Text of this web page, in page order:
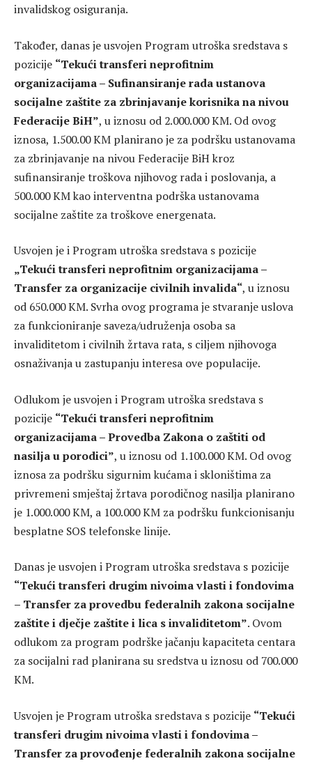
invalidskog osiguranja.
Također, danas je usvojen Program utroška sredstava s
pozicije “Tekući transferi neprofitnim
organizacijama – Sufinansiranje rada ustanova
socijalne zaštite za zbrinjavanje korisnika na nivou
Federacije BiH”, u iznosu od 2.000.000 KM. Od ovog
iznosa, 1.500.00 KM planirano je za podršku ustanovama
za zbrinjavanje na nivou Federacije BiH kroz
sufinansiranje troškova njihovog rada i poslovanja, a
500.000 KM kao interventna podrška ustanovama
socijalne zaštite za troškove energenata.
Usvojen je i Program utroška sredstava s pozicije
„Tekući transferi neprofitnim organizacijama –
Transfer za organizacije civilnih invalida“, u iznosu
od 650.000 KM. Svrha ovog programa je stvaranje uslova
za funkcioniranje saveza/udruženja osoba sa
invaliditetom i civilnih žrtava rata, s ciljem njihovoga
osnaživanja u zastupanju interesa ove populacije.
Odlukom je usvojen i Program utroška sredstava s
pozicije “Tekući transferi neprofitnim
organizacijama – Provedba Zakona o zaštiti od
nasilja u porodici”, u iznosu od 1.100.000 KM. Od ovog
iznosa za podršku sigurnim kućama i skloništima za
privremeni smještaj žrtava porodičnog nasilja planirano
je 1.000.000 KM, a 100.000 KM za podršku funkcionisanju
besplatne SOS telefonske linije.
Danas je usvojen i Program utroška sredstava s pozicije
“Tekući transferi drugim nivoima vlasti i fondovima
– Transfer za provedbu federalnih zakona socijalne
zaštite i dječje zaštite i lica s invaliditetom”. Ovom
odlukom za program podrške jačanju kapaciteta centara
za socijalni rad planirana su sredstva u iznosu od 700.000
KM.
Usvojen je Program utroška sredstava s pozicije “Tekući
transferi drugim nivoima vlasti i fondovima –
Transfer za provođenje federalnih zakona socijalne